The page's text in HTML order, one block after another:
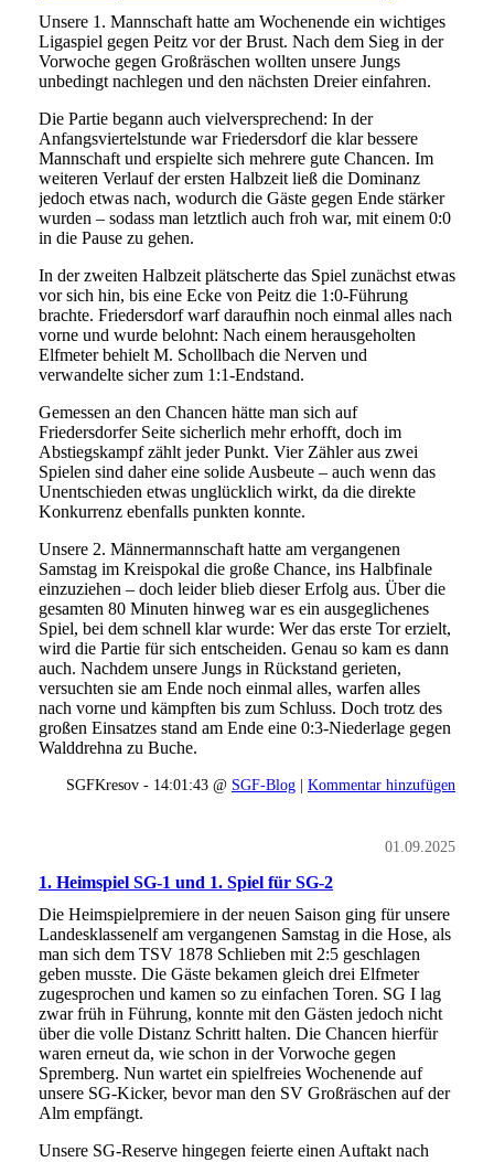
Unsere 1. Mannschaft hatte am Wochenende ein wichtiges
Ligaspiel gegen Peitz vor der Brust. Nach dem Sieg in der
Vorwoche gegen Großräschen wollten unsere Jungs
unbedingt nachlegen und den nächsten Dreier einfahren.
Die Partie begann auch vielversprechend: In der
Anfangsviertelstunde war Friedersdorf die klar bessere
Mannschaft und erspielte sich mehrere gute Chancen. Im
weiteren Verlauf der ersten Halbzeit ließ die Dominanz
jedoch etwas nach, wodurch die Gäste gegen Ende stärker
wurden – sodass man letztlich auch froh war, mit einem 0:0
in die Pause zu gehen.
In der zweiten Halbzeit plätscherte das Spiel zunächst etwas
vor sich hin, bis eine Ecke von Peitz die 1:0-Führung
brachte. Friedersdorf warf daraufhin noch einmal alles nach
vorne und wurde belohnt: Nach einem herausgeholten
Elfmeter behielt M. Schollbach die Nerven und
verwandelte sicher zum 1:1-Endstand.
Gemessen an den Chancen hätte man sich auf
Friedersdorfer Seite sicherlich mehr erhofft, doch im
Abstiegskampf zählt jeder Punkt. Vier Zähler aus zwei
Spielen sind daher eine solide Ausbeute – auch wenn das
Unentschieden etwas unglücklich wirkt, da die direkte
Konkurrenz ebenfalls punkten konnte.
Unsere 2. Männermannschaft hatte am vergangenen
Samstag im Kreispokal die große Chance, ins Halbfinale
einzuziehen – doch leider blieb dieser Erfolg aus. Über die
gesamten 80 Minuten hinweg war es ein ausgeglichenes
Spiel, bei dem schnell klar wurde: Wer das erste Tor erzielt,
wird die Partie für sich entscheiden. Genau so kam es dann
auch. Nachdem unsere Jungs in Rückstand gerieten,
versuchten sie am Ende noch einmal alles, warfen alles
nach vorne und kämpften bis zum Schluss. Doch trotz des
großen Einsatzes stand am Ende eine 0:3-Niederlage gegen
Walddrehna zu Buche.
SGFKresov - 14:01:43 @ SGF-Blog | Kommentar hinzufügen
01.09.2025
1. Heimspiel SG-1 und 1. Spiel für SG-2
Die Heimspielpremiere in der neuen Saison ging für unsere
Landesklassenelf am vergangenen Samstag in die Hose, als
man sich dem TSV 1878 Schlieben mit 2:5 geschlagen
geben musste. Die Gäste bekamen gleich drei Elfmeter
zugesprochen und kamen so zu einfachen Toren. SG I lag
zwar früh in Führung, konnte mit den Gästen jedoch nicht
über die volle Distanz Schritt halten. Die Chancen hierfür
waren erneut da, wie schon in der Vorwoche gegen
Spremberg. Nun wartet ein spielfreies Wochenende auf
unsere SG-Kicker, bevor man den SV Großräschen auf der
Alm empfängt.
Unsere SG-Reserve hingegen feierte einen Auftakt nach